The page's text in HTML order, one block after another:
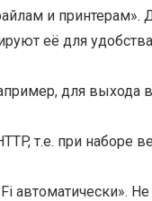
и принтерам».
её для
для выхода
т.е. при наборе
Не